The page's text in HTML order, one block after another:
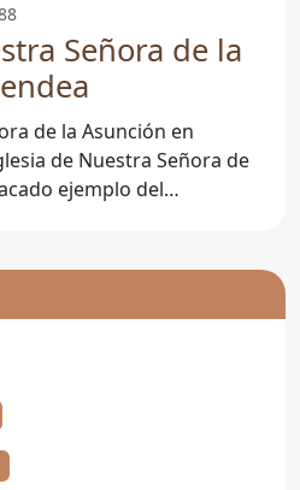
Señora de la
de la Asunción en
ejemplo del